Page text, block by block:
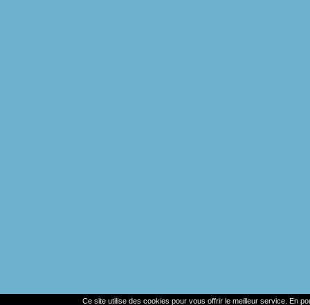
Ce site utilise des cookies pour vous offrir le meilleur service. En